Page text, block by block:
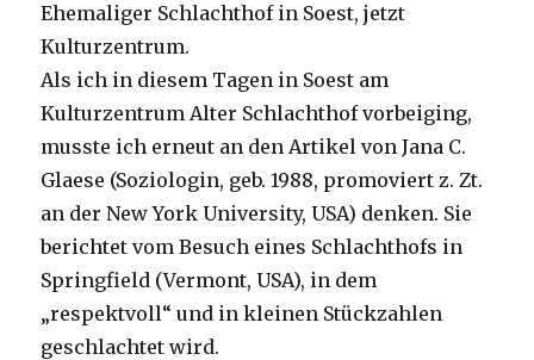
Ehemaliger Schlachthof in Soest, jetzt
Kulturzentrum.
Als ich in diesem Tagen in Soest am
Kulturzentrum Alter Schlachthof vorbeiging,
musste ich erneut an den Artikel von Jana C.
Glaese (Soziologin, geb. 1988, promoviert z. Zt.
an der New York University, USA) denken. Sie
berichtet vom Besuch eines Schlachthofs in
Springfield (Vermont, USA), in dem
„respektvoll“ und in kleinen Stückzahlen
geschlachtet wird.